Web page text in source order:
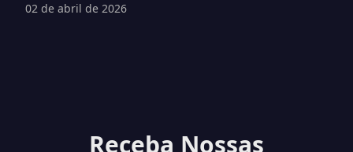
02 de abril de 2026
Receba Nossas